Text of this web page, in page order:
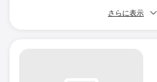
さらに表示